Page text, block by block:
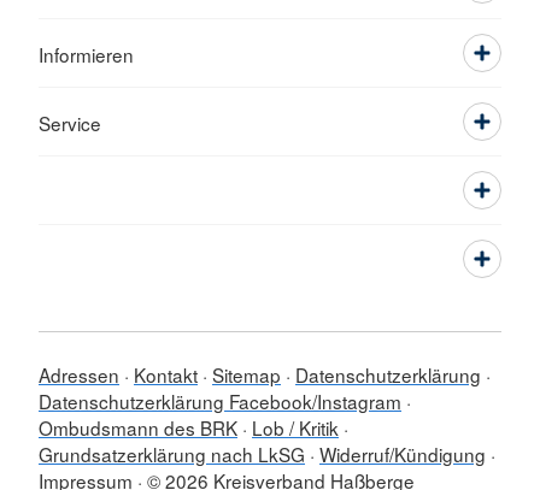
Informieren
Service
Adressen Kontakt Sitemap
Datenschutzerklärung
Datenschutzerklärung Facebook/Instagram
Ombudsmann des BRK Lob / Kritik
Grundsatzerklärung nach LkSG Widerruf/Kündigung
Impressum © 2026 Kreisverband Haßberge